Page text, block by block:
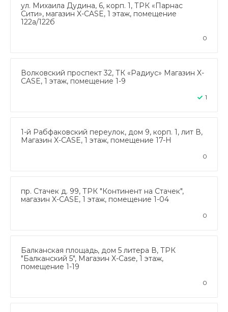
ул. Михаила Дудина, 6, корп. 1, ТРК «Парнас
Сити», магазин X-CASE, 1 этаж, помещение
122а/122б
0
Волковский проспект 32, ТК «Радиус» Магазин X-
CASE, 1 этаж, помещение 1-9
1
1-й Рабфаковский переулок, дом 9, корп. 1, лит В,
Магазин X-CASE, 1 этаж, помещение 17-Н
0
пр. Стачек д. 99, ТРК "Континент на Стачек",
магазин X-CASE, 1 этаж, помещение 1-04
0
Балканская площадь, дом 5 литера В, ТРК
"Балканский 5", Магазин X-Case, 1 этаж,
помещение 1-19
0